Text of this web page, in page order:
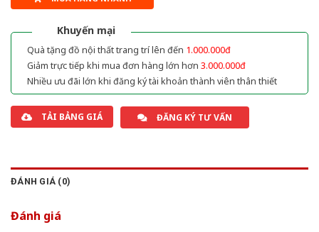
Khuyến mại
Quà tặng đồ nội thất trang trí lên đến 1.000.000đ
Giảm trực tiếp khi mua đơn hàng lớn hơn 3.000.000đ
Nhiều ưu đãi lớn khi đăng ký tài khoản thành viên thân thiết
TẢI BẢNG GIÁ ĐĂNG KÝ TƯ VẤN
ĐÁNH GIÁ (0)
Đánh giá